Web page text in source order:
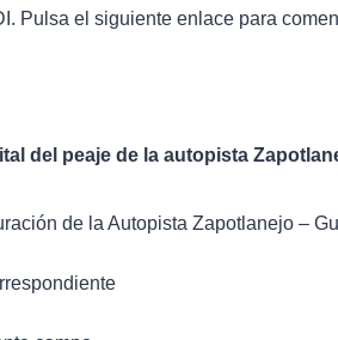
Pulsa el siguiente enlace para
del peaje de la autopista
de la Autopista Zapotlanejo –